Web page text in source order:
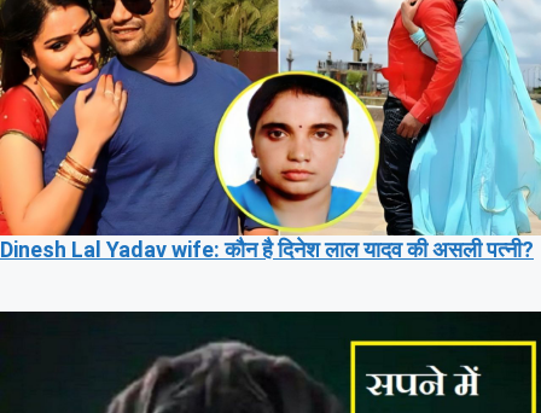
Dinesh Lal Yadav wife: कौन है दिनेश लाल यादव की असली पत्नी?